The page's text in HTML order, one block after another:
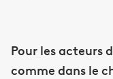
Pour les acteurs
comme dans le